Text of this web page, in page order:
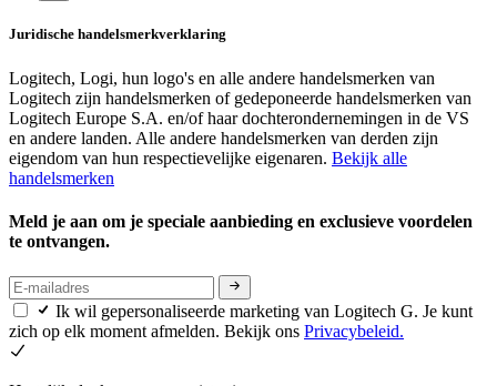
Juridische handelsmerkverklaring
Logitech, Logi, hun logo's en alle andere handelsmerken van
Logitech zijn handelsmerken of gedeponeerde handelsmerken van
Logitech Europe S.A. en/of haar dochterondernemingen in de VS
en andere landen. Alle andere handelsmerken van derden zijn
eigendom van hun respectievelijke eigenaren. Bekijk alle
handelsmerken
Meld je aan om je speciale aanbieding en exclusieve voordelen
te ontvangen.
Ik wil gepersonaliseerde marketing van Logitech G. Je kunt
zich op elk moment afmelden. Bekijk ons Privacybeleid.